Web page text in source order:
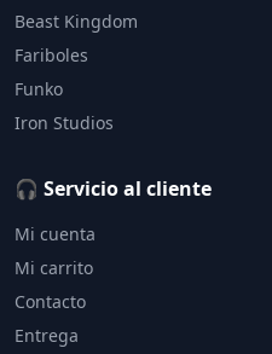
Beast Kingdom
Fariboles
Funko
Iron Studios
🎧 Servicio al cliente
Mi cuenta
Mi carrito
Contacto
Entrega